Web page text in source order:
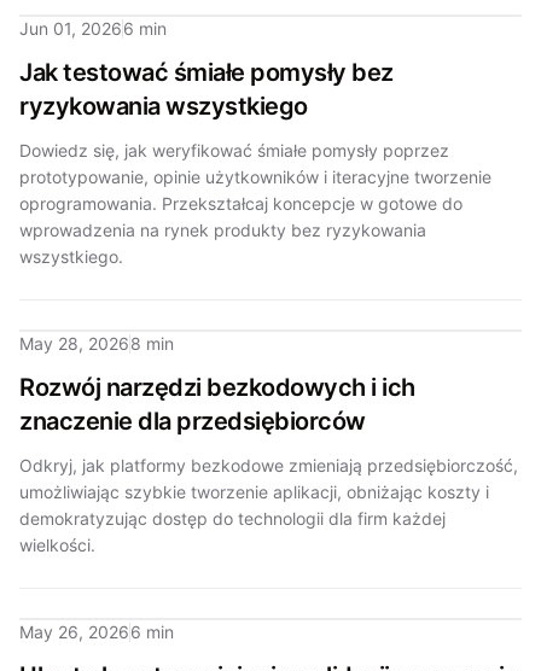
Jun 01, 20266 min
Jak testować śmiałe pomysły bez
ryzykowania wszystkiego
Dowiedz się, jak weryfikować śmiałe pomysły poprzez
prototypowanie, opinie użytkowników i iteracyjne tworzenie
oprogramowania. Przekształcaj koncepcje w gotowe do
wprowadzenia na rynek produkty bez ryzykowania
wszystkiego.
May 28, 20268 min
Rozwój narzędzi bezkodowych i ich
znaczenie dla przedsiębiorców
Odkryj, jak platformy bezkodowe zmieniają przedsiębiorczość,
umożliwiając szybkie tworzenie aplikacji, obniżając koszty i
demokratyzując dostęp do technologii dla firm każdej
wielkości.
May 26, 20266 min